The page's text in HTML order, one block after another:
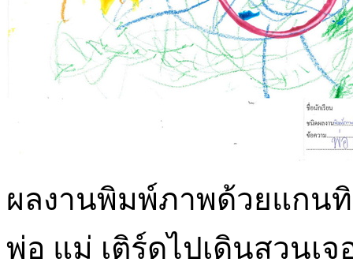
ผลงานพิมพ์ภาพด้วยแกน
พ่อ แม่ เติร์ดไปเดินสวนเ